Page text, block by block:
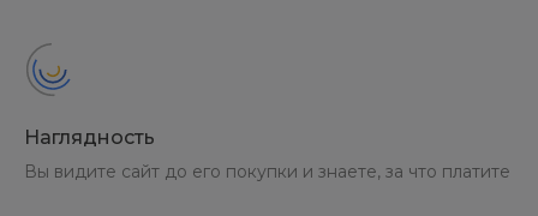
Наглядность
Вы видите сайт до его покупки и знаете, за что платите